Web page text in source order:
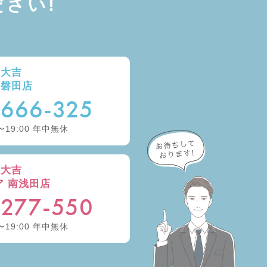
さい!
吉
田店
325
19:00 年中無休
吉
南浅田店
550
19:00 年中無休